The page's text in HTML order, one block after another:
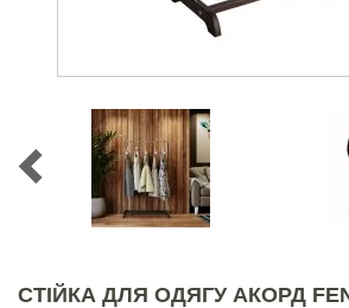
СТІЙКА ДЛЯ ОДЯГУ АКОРД